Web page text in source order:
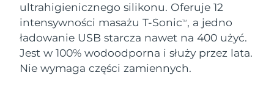
ultrahigienicznego silikonu. Oferuje 12
intensywności masażu T-SonicTM, a jedno
ładowanie USB starcza nawet na 400 użyć.
Jest w 100% wodoodporna i służy przez lata.
Nie wymaga części zamiennych.
Szwecja
Oczekiwany czas dostawy
8/8/26
Szwajcaria
Oczekiwany czas dostawy
8/8/26